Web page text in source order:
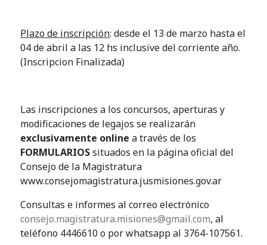
Plazo de inscripción: desde el 13 de marzo hasta el
04 de abril a las 12 hs inclusive del corriente año.
(Inscripcion Finalizada)
Las inscripciones a los concursos, aperturas y
modificaciones de legajos se realizarán
exclusivamente online a través de los
FORMULARIOSsituados en la página oficial del
Consejo de la Magistratura
www.consejomagistratura.jusmisiones.gov.ar
Consultas e informes al correo electrónico
consejo.magistratura.misiones@gmail.com, al
teléfono 4446610 o por whatsapp al 3764-107561.